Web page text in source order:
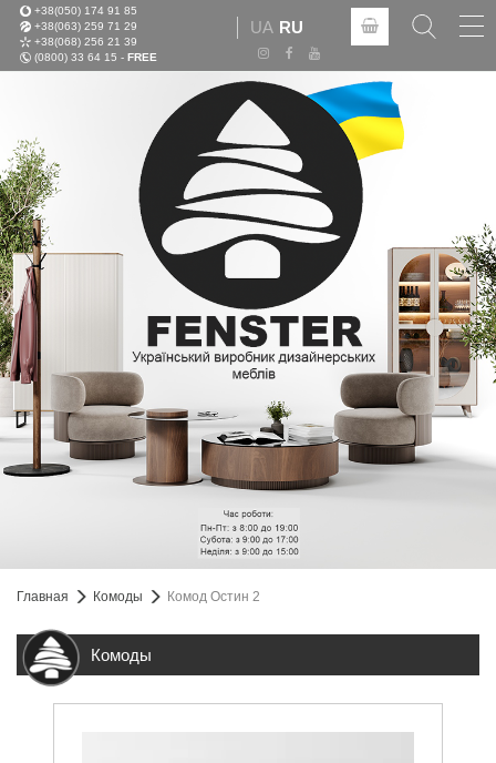
+38(050) 174 91 85
+38(063) 259 71 29
+38(068) 256 21 39
(0800) 33 64 15 - FREE
UA RU
Главная Комоды Комод Остин 2
Комоды